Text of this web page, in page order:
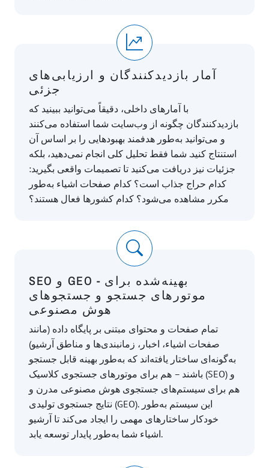
آمار بازدیدکنندگان و ارزیابی‌های
جزئی
با آمارهای داخلی، دقیقاً می‌توانید ببینید که
بازدیدکنندگان چگونه از وب‌سایت شما استفاده می‌کنند
و می‌توانید به‌طور هدفمند بهبودهایی را بر اساس آن
استنتاج کنید. شما فقط تحلیل کلی انجام نمی‌دهید، بلکه
جزئیات نیز دریافت می‌کنید تا تصمیمات واقعی بگیرید:
کدام حراج جذاب است؟ کدام صفحات اشیاء به‌طور
مکرر مشاهده می‌شود؟ کدام کشورها فعال هستند؟
SEO و GEO - بهینه‌شده برای
موتورهای جستجو و جستجوهای
هوش مصنوعی
تمام صفحات و محتوای مبتنی بر پایگاه داده (مانند
صفحات اشیاء، اخبار، زمانبندی‌ها و مناطق آرشیو)
به‌گونه‌ای ساختار یافته‌اند که به‌طور بهینه قابل جستجو
باشند – هم برای موتورهای جستجوی کلاسیک (SEO) و
هم برای سیستم‌های جستجوی هوش مصنوعی مدرن و
نتایج جستجوی تولیدی (GEO). این سیستم به‌طور
خودکار ساختارهای مهمی را ایجاد می‌کند تا آرشیو
اشیاء شما به‌طور پایدار توسعه یابد.